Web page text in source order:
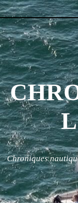
Skip to content
Chroniques